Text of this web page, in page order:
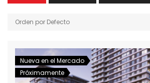
Orden por Defecto
Nueva en el Mercado
Próximamente